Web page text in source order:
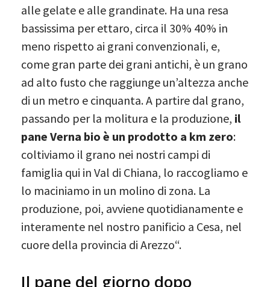
alle gelate e alle grandinate. Ha una resa
bassissima per ettaro, circa il 30% 40% in
meno rispetto ai grani convenzionali, e,
come gran parte dei grani antichi, è un grano
ad alto fusto che raggiunge un’altezza anche
di un metro e cinquanta. A partire dal grano,
passando per la molitura e la produzione, il
pane Verna bio è un prodotto a km zero:
coltiviamo il grano nei nostri campi di
famiglia qui in Val di Chiana, lo raccogliamo e
lo maciniamo in un molino di zona. La
produzione, poi, avviene quotidianamente e
interamente nel nostro panificio a Cesa, nel
cuore della provincia di Arezzo“.
Il pane del giorno dopo